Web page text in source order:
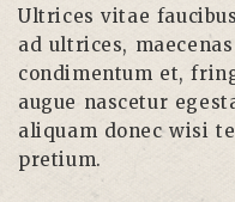
Ultrices vitae
ad ultrices,
condimentum et,
augue nascetur
aliquam donec wisi
pretium.